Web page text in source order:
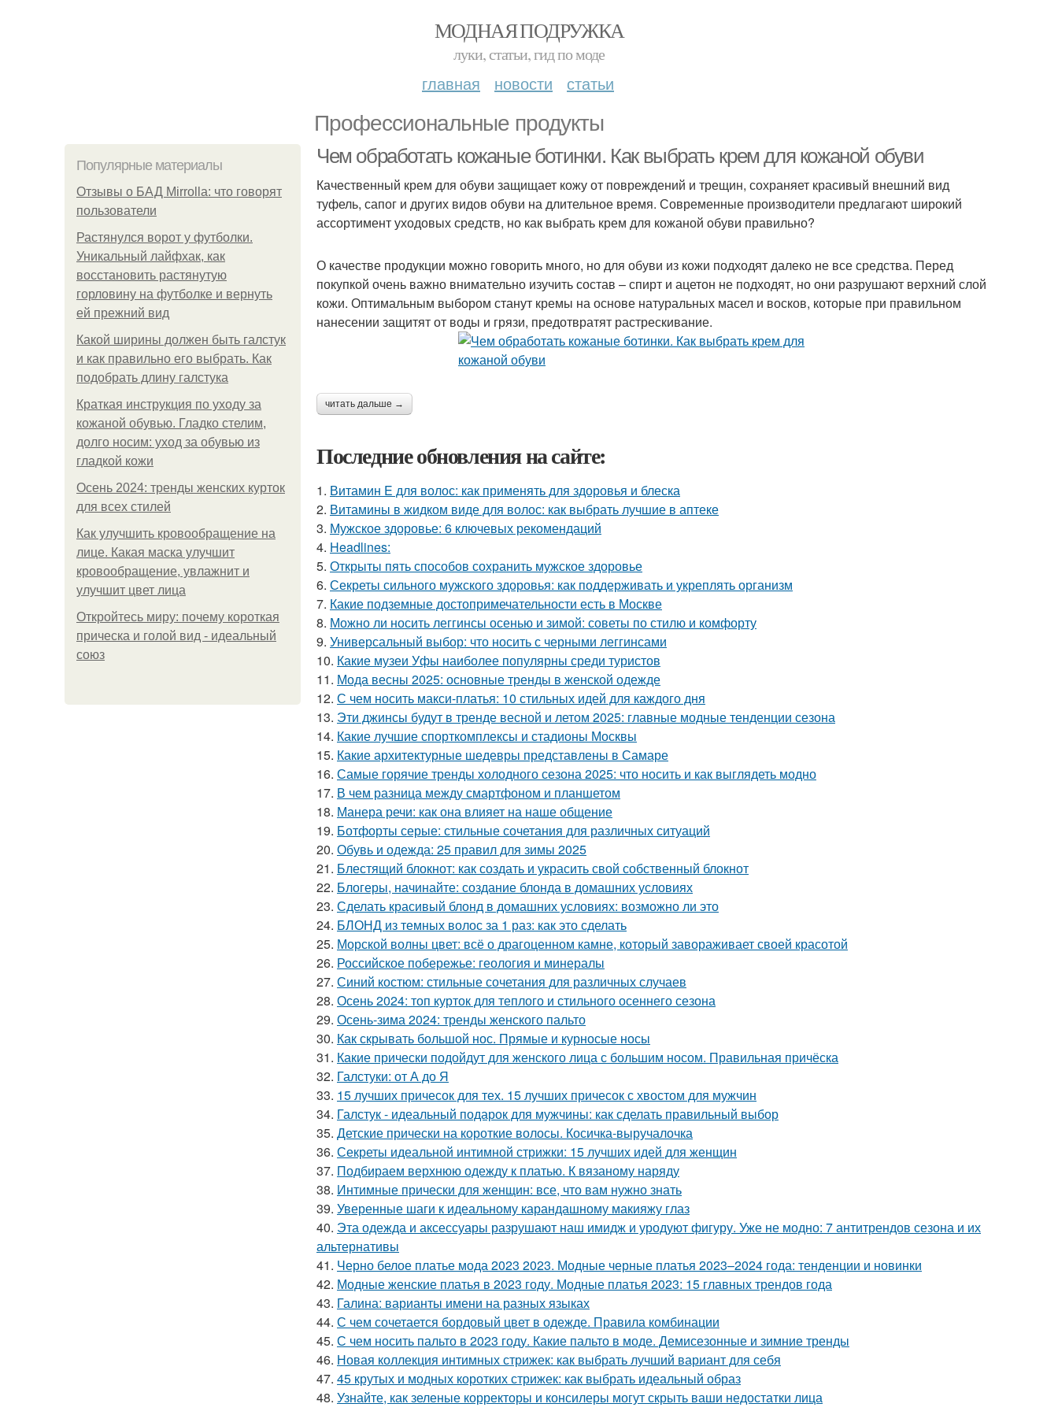
МОДНАЯ ПОДРУЖКА
луки, статьи, гид по моде
главная новости статьи
Профессиональные продукты
Популярные материалы
Отзывы о БАД Mirrolla: что говорят
пользователи
Растянулся ворот у футболки.
Уникальный лайфхак, как
восстановить растянутую
горловину на футболке и вернуть
ей прежний вид
Какой ширины должен быть галстук
и как правильно его выбрать. Как
подобрать длину галстука
Краткая инструкция по уходу за
кожаной обувью. Гладко стелим,
долго носим: уход за обувью из
гладкой кожи
Осень 2024: тренды женских курток
для всех стилей
Как улучшить кровообращение на
лице. Какая маска улучшит
кровообращение, увлажнит и
улучшит цвет лица
Откройтесь миру: почему короткая
прическа и голой вид - идеальный
союз
Чем обработать кожаные ботинки. Как выбрать крем для кожаной обуви
Качественный крем для обуви защищает кожу от повреждений и трещин, сохраняет красивый внешний вид
туфель, сапог и других видов обуви на длительное время. Современные производители предлагают широкий
ассортимент уходовых средств, но как выбрать крем для кожаной обуви правильно?
О качестве продукции можно говорить много, но для обуви из кожи подходят далеко не все средства. Перед
покупкой очень важно внимательно изучить состав – спирт и ацетон не подходят, но они разрушают верхний слой
кожи. Оптимальным выбором станут кремы на основе натуральных масел и восков, которые при правильном
нанесении защитят от воды и грязи, предотвратят растрескивание.
читать дальше →
Последние обновления на сайте:
1. Витамин E для волос: как применять для здоровья и блеска
2. Витамины в жидком виде для волос: как выбрать лучшие в аптеке
3. Мужское здоровье: 6 ключевых рекомендаций
4. Headlines:
5. Открыты пять способов сохранить мужское здоровье
6. Секреты сильного мужского здоровья: как поддерживать и укреплять организм
7. Какие подземные достопримечательности есть в Москве
8. Можно ли носить леггинсы осенью и зимой: советы по стилю и комфорту
9. Универсальный выбор: что носить с черными леггинсами
10. Какие музеи Уфы наиболее популярны среди туристов
11. Мода весны 2025: основные тренды в женской одежде
12. С чем носить макси-платья: 10 стильных идей для каждого дня
13. Эти джинсы будут в тренде весной и летом 2025: главные модные тенденции сезона
14. Какие лучшие спорткомплексы и стадионы Москвы
15. Какие архитектурные шедевры представлены в Самаре
16. Самые горячие тренды холодного сезона 2025: что носить и как выглядеть модно
17. В чем разница между смартфоном и планшетом
18. Манера речи: как она влияет на наше общение
19. Ботфорты серые: стильные сочетания для различных ситуаций
20. Обувь и одежда: 25 правил для зимы 2025
21. Блестящий блокнот: как создать и украсить свой собственный блокнот
22. Блогеры, начинайте: создание блонда в домашних условиях
23. Сделать красивый блонд в домашних условиях: возможно ли это
24. БЛОНД из темных волос за 1 раз: как это сделать
25. Морской волны цвет: всё о драгоценном камне, который завораживает своей красотой
26. Российское побережье: геология и минералы
27. Синий костюм: стильные сочетания для различных случаев
28. Осень 2024: топ курток для теплого и стильного осеннего сезона
29. Осень-зима 2024: тренды женского пальто
30. Как скрывать большой нос. Прямые и курносые носы
31. Какие прически подойдут для женского лица с большим носом. Правильная причёска
32. Галстуки: от А до Я
33. 15 лучших причесок для тех. 15 лучших причесок с хвостом для мужчин
34. Галстук - идеальный подарок для мужчины: как сделать правильный выбор
35. Детские прически на короткие волосы. Косичка-выручалочка
36. Секреты идеальной интимной стрижки: 15 лучших идей для женщин
37. Подбираем верхнюю одежду к платью. К вязаному наряду
38. Интимные прически для женщин: все, что вам нужно знать
39. Уверенные шаги к идеальному карандашному макияжу глаз
40. Эта одежда и аксессуары разрушают наш имидж и уродуют фигуру. Уже не модно: 7 антитрендов сезона и их
альтернативы
41. Черно белое платье мода 2023 2023. Модные черные платья 2023–2024 года: тенденции и новинки
42. Модные женские платья в 2023 году. Модные платья 2023: 15 главных трендов года
43. Галина: варианты имени на разных языках
44. С чем сочетается бордовый цвет в одежде. Правила комбинации
45. С чем носить пальто в 2023 году. Какие пальто в моде. Демисезонные и зимние тренды
46. Новая коллекция интимных стрижек: как выбрать лучший вариант для себя
47. 45 крутых и модных коротких стрижек: как выбрать идеальный образ
48. Узнайте, как зеленые корректоры и консилеры могут скрыть ваши недостатки лица